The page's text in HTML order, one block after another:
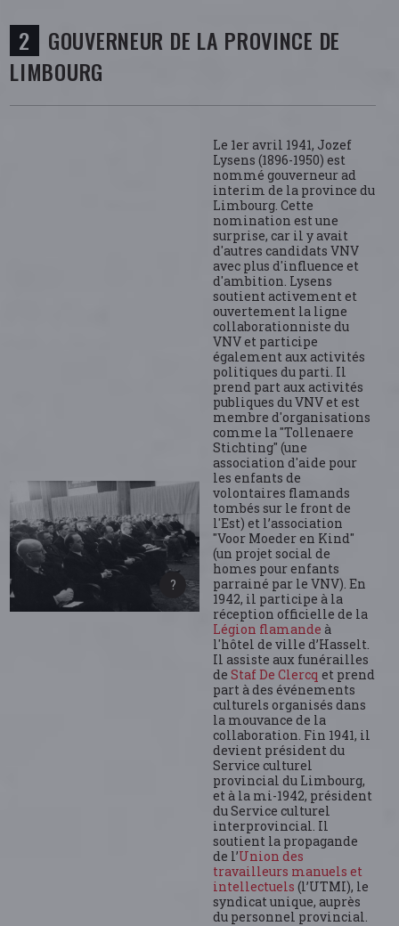
GOUVERNEUR DE LA PROVINCE DE
LIMBOURG
Le 1er avril 1941, Jozef
Lysens (1896-1950) est
nommé gouverneur ad
interim de la province du
Limbourg. Cette
nomination est une
surprise, car il y avait
d'autres candidats VNV
avec plus d'influence et
d'ambition. Lysens
soutient activement et
ouvertement la ligne
collaborationniste du
VNV et participe
également aux activités
politiques du parti. Il
prend part aux activités
publiques du VNV et est
membre d'organisations
comme la "Tollenaere
Stichting" (une
association d'aide pour
les enfants de
volontaires flamands
tombés sur le front de
l'Est) et l’association
"Voor Moeder en Kind"
(un projet social de
homes pour enfants
parrainé par le VNV). En
1942, il participe à la
réception officielle de la
Légion flamande à
l'hôtel de ville d’Hasselt.
Il assiste aux funérailles
de Staf De Clercq et prend
part à des événements
culturels organisés dans
la mouvance de la
collaboration. Fin 1941, il
devient président du
Service culturel
provincial du Limbourg,
et à la mi-1942, président
du Service culturel
interprovincial. Il
soutient la propagande
de l’Union des
travailleurs manuels et
intellectuels (l’UTMI), le
syndicat unique, auprès
du personnel provincial.